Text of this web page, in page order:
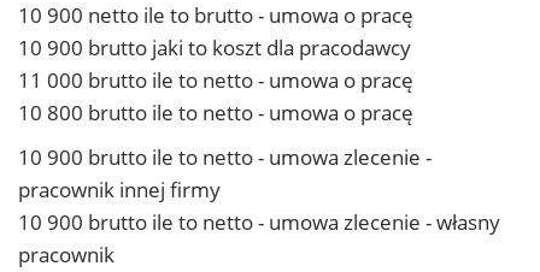
10 900 netto ile to brutto - umowa o pracę
10 900 brutto jaki to koszt dla pracodawcy
11 000 brutto ile to netto - umowa o pracę
10 800 brutto ile to netto - umowa o pracę
10 900 brutto ile to netto - umowa zlecenie -
pracownik innej firmy
10 900 brutto ile to netto - umowa zlecenie - własny
pracownik